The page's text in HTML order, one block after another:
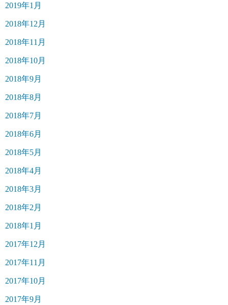
2019年1月
2018年12月
2018年11月
2018年10月
2018年9月
2018年8月
2018年7月
2018年6月
2018年5月
2018年4月
2018年3月
2018年2月
2018年1月
2017年12月
2017年11月
2017年10月
2017年9月